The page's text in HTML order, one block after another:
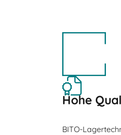
Hohe
BITO-